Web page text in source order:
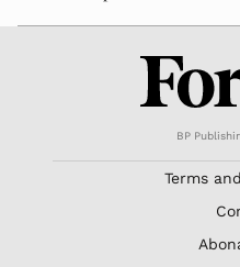
BP
Terms